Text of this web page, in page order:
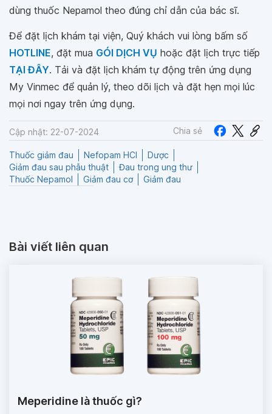
dùng thuốc Nepamol theo đúng chỉ dẫn của bác sĩ.
Để đặt lịch khám tại viện, Quý khách vui lòng bấm số
HOTLINE, đặt mua GÓI DỊCH VỤ hoặc đặt lịch trực tiếp
TẠI ĐÂY. Tải và đặt lịch khám tự động trên ứng dụng
My Vinmec để quản lý, theo dõi lịch và đặt hẹn mọi lúc
mọi nơi ngay trên ứng dụng.
Cập nhật: 22-07-2024 Chia sẻ
Thuốc giảm đau Nefopam HCl
Dược
Giảm đau sau phẫu thuật
Đau trong ung thư
Thuốc Nepamol
Giảm đau cơ Giảm đau
Bài viết liên quan
Meperidine là thuốc gì?